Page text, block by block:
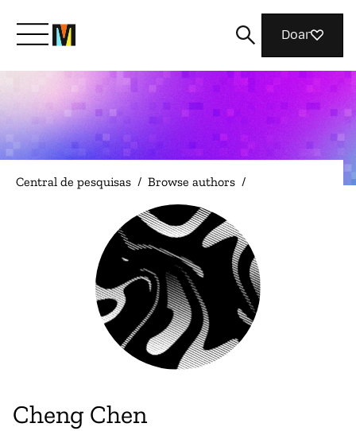
Conheça a Mozilla
O que fazemos
Junte-se a nós
Doar
Central de pesquisas / Browse authors /
Cheng Chen